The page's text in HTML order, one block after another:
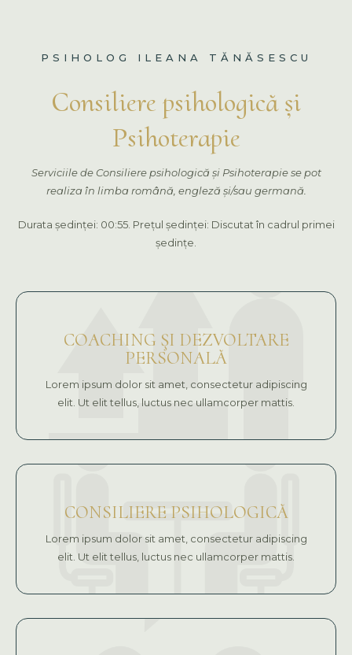
PSIHOLOG ILEANA TĂNĂSESCU
Consiliere psihologică și
Psihoterapie
Serviciile de Consiliere psihologică și Psihoterapie se pot
realiza în limba română, engleză și/sau germană.
Durata ședinței: 00:55. Prețul ședinței: Discutat în cadrul primei
ședințe.
COACHING ŞI DEZVOLTARE
PERSONALĂ
Lorem ipsum dolor sit amet, consectetur adipiscing
elit. Ut elit tellus, luctus nec ullamcorper mattis.
CONSILIERE PSIHOLOGICĂ
Lorem ipsum dolor sit amet, consectetur adipiscing
elit. Ut elit tellus, luctus nec ullamcorper mattis.